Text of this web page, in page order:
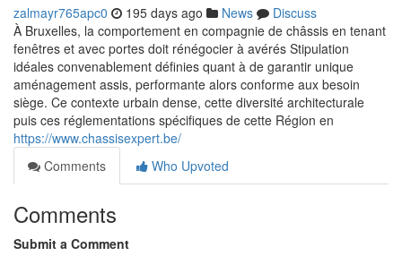
zalmayr765apc0 195 days ago News
Discuss
À Bruxelles, la comportement en compagnie de châssis en tenant
fenêtres et avec portes doit rénégocier à avérés Stipulation
idéales convenablement définies quant à de garantir unique
aménagement assis, performante alors conforme aux besoin
siège. Ce contexte urbain dense, cette diversité architecturale
puis ces réglementations spécifiques de cette Région en
https://www.chassisexpert.be/
Comments
Who Upvoted
Comments
Submit a Comment